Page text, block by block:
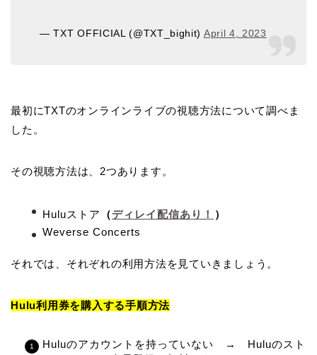
— TXT OFFICIAL (@TXT_bighit) April 4, 2023
最初にTXTのオンラインライブの視聴方法について調べま
した。
その視聴方法は、2つあります。
Huluストア （ディレイ配信あり！ ）
Weverse Concerts
それでは、それぞれの利用方法を見ていきましょう。
Hulu利用券を購入する手順方法
Huluのアカウントを持っていない → Huluのスト